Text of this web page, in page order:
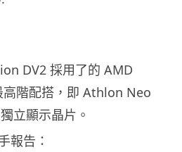
DV2 採用了的 AMD
階配搭，即 Athlon Neo
立顯示晶片。
報告：